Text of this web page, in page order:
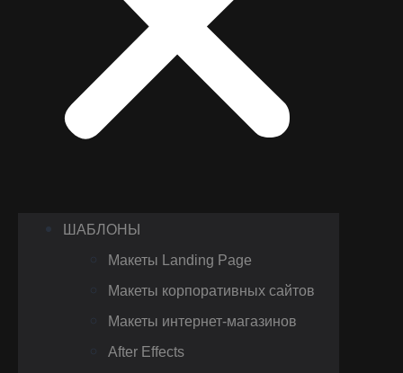
ШАБЛОНЫ
Макеты Landing Page
Макеты корпоративных сайтов
Макеты интернет-магазинов
After Effects